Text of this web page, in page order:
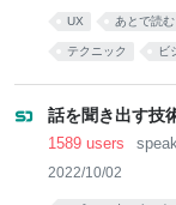
UX あとで読む
テクニック ビ
話を聞き出す技
1589 users
2022/10/02